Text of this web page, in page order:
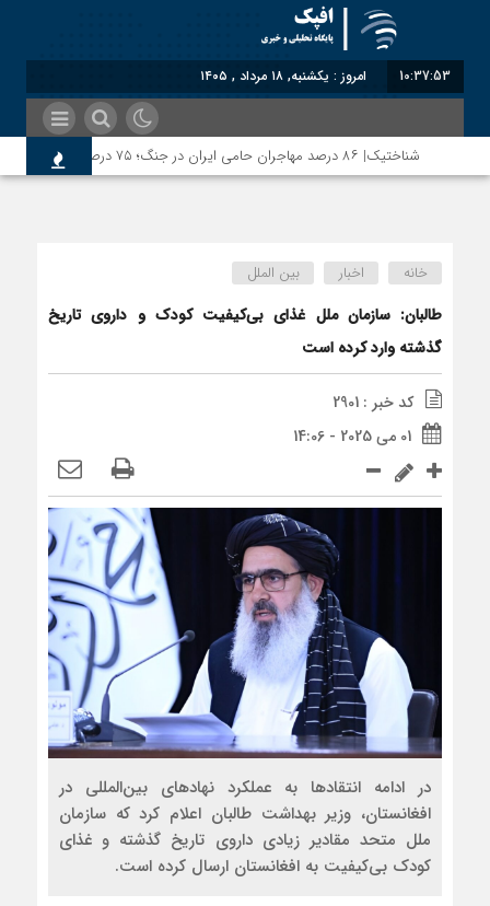
10:37:53 امروز : یکشنبه, ۱۸ مرداد , ۱۴۰۵
شناختیک| ۸۶ درصد مهاجران حامی ایران در جنگ؛ ۷۵ درصد مهاجران دولت چهاردهم را خیرخواه خود نمی‌دانند
خانه اخبار بین الملل
طالبان: سازمان ملل غذای بی‌کیفیت کودک و داروی تاریخ
گذشته وارد کرده است
کد خبر : 2901
01 می 2025 - 14:06
در ادامه انتقادها به عملکرد نهادهای بین‌المللی در
افغانستان، وزیر بهداشت طالبان اعلام کرد که سازمان
ملل متحد مقادیر زیادی داروی تاریخ گذشته و غذای
کودک بی‌کیفیت به افغانستان ارسال کرده است.